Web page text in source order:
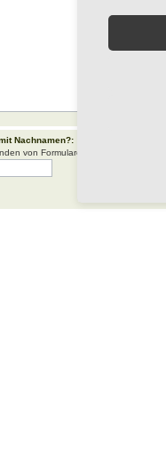
Nachnamen?:
von Formularen durch Spam-Bots